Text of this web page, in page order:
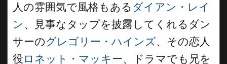
人の雰囲気で風格もある ダイアン・レイ
ン 、見事なタップを披露してくれるダン
サーのグレゴリー・ハインズ、その恋人
役 ロネット・マッキー、ドラマでも兄を